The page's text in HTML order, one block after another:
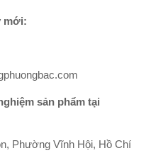
mới:
sản phẩm tại
Phường Vĩnh Hội, Hồ Chí